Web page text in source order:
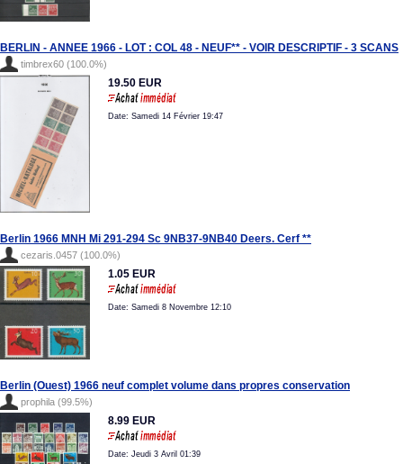
BERLIN - ANNEE 1966 - LOT : COL 48 - NEUF** - VOIR DESCRIPTIF - 3 SCANS
timbrex60 (100.0%)
19.50 EUR
Date: Samedi 14 Février 19:47
Berlin 1966 MNH Mi 291-294 Sc 9NB37-9NB40 Deers. Cerf **
cezaris.0457 (100.0%)
1.05 EUR
Date: Samedi 8 Novembre 12:10
Berlin (Ouest) 1966 neuf complet volume dans propres conservation
prophila (99.5%)
8.99 EUR
Date: Jeudi 3 Avril 01:39